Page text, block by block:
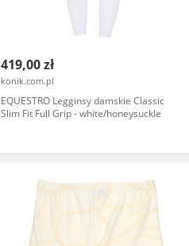
419,00 zł
konik.com.pl
EQUESTRO Legginsy damskie Classic
Slim Fit Full Grip - white/honeysuckle